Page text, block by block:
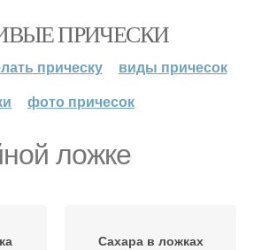
ПРИЧЕСКИ
прическу
виды причесок
фото причесок
ложке
Сахара в ложках